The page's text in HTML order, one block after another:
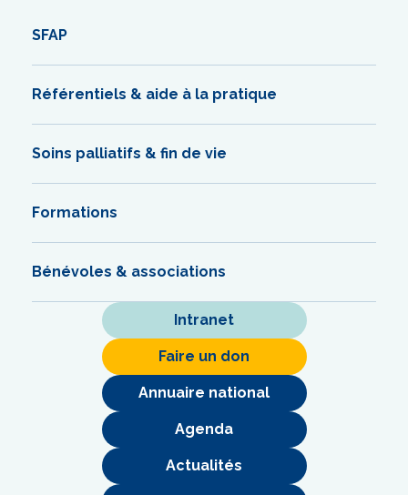
SFAP
Référentiels & aide à la pratique
Soins palliatifs & fin de vie
Formations
Bénévoles & associations
Intranet
Faire un don
Annuaire national
Agenda
Actualités